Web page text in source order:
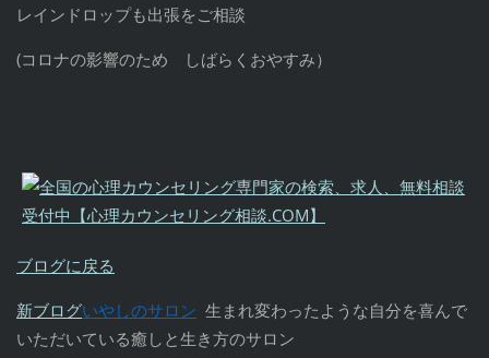
レインドロップも出張をご相談
(コロナの影響のため しばらくおやすみ）
ブログに戻る
新ブログいやしのサロン 生まれ変わったような自分を喜んで
いただいている癒しと生き方のサロン